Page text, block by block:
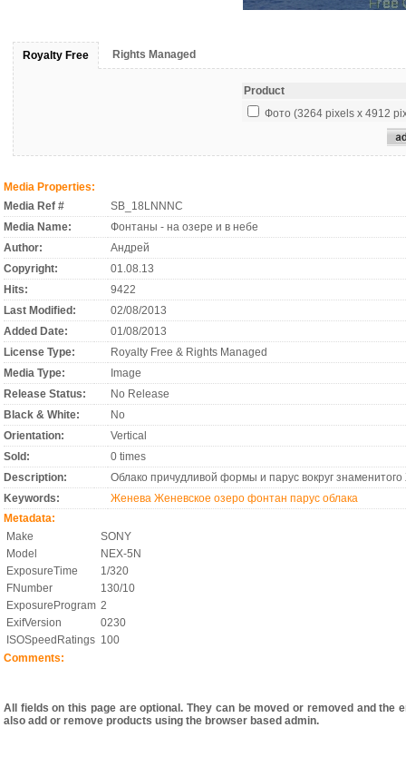
Royalty Free Rights Managed
Product
Фото (3264 pixels x 4912
Media Properties:
Media Ref #
SB_18LNNNC
Media Name:
Фонтаны - на озере и в небе
Author:
Андрей
Copyright:
01.08.13
Hits:
9422
Last Modified:
02/08/2013
Added Date:
01/08/2013
License Type:
Royalty Free & Rights Managed
Media Type:
Image
Release Status:
No Release
Black & White:
No
Orientation:
Vertical
Sold:
0 times
Description:
Облако причудливой формы и паруc вокруг
Keywords:
Женева Женевское озеро фонтан парус облака
Metadata:
Make
SONY
Model
NEX-5N
ExposureTime
1/320
FNumber
130/10
ExposureProgram 2
ExifVersion
0230
ISOSpeedRatings 100
Comments:
All fields on this page are optional. They can be moved or removed and
also add or remove products using the browser based admin.